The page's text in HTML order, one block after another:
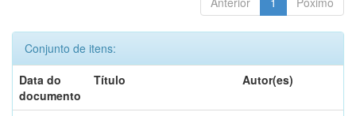
Conjunto de itens:
Data do
documento
Título Autor(es)